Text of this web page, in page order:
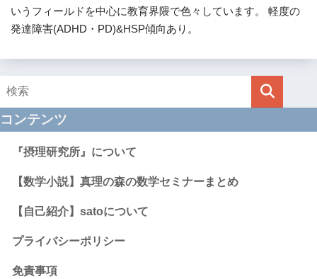
いうフィールドを中心に教育界隈で色々しています。 軽度の
発達障害(ADHD・PD)&HSP傾向あり。
コンテンツ
『摂理研究所』について
【数学小説】真理の森の数学セミナーまとめ
【自己紹介】satoについて
プライバシーポリシー
免責事項